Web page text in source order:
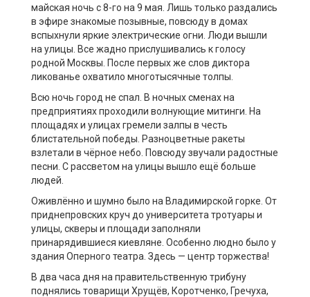
майская ночь с 8-го на 9 мая. Лишь только раздались
в эфире знакомые позывные, повсюду в домах
вспыхнули яркие электрические огни. Люди вышли
на улицы. Все жадно прислушивались к голосу
родной Москвы. После первых же слов диктора
ликованье охватило многотысячные толпы.
Всю ночь город не спал. В ночных сменах на
предприятиях проходили волнующие митинги. На
площадях и улицах гремели залпы в честь
блистательной победы. Разноцветные ракеты
взлетали в чёрное небо. Повсюду звучали радостные
песни. С рассветом на улицы вышло ещё больше
людей.
Оживлённо и шумно было на Владимирской горке. От
приднепровских круч до университета тротуары и
улицы, скверы и площади заполняли
принарядившиеся киевляне. Особенно людно было у
здания Оперного театра. Здесь — центр торжества!
В два часа дня на правительственную трибуну
поднялись товарищи Хрущёв, Коротченко, Гречуха,